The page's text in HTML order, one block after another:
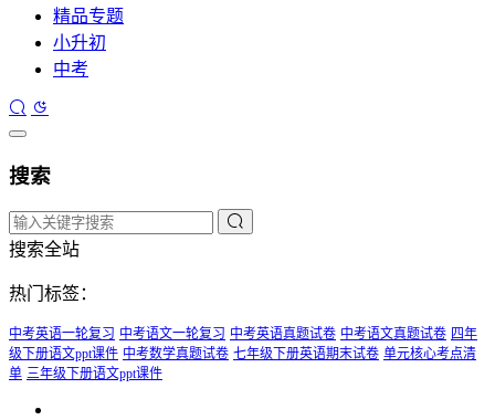
精品专题
小升初
中考
搜索
搜索全站
热门标签：
中考英语一轮复习 中考语文一轮复习 中考英语真题试卷 中考语文真题试卷 四年
级下册语文ppt课件 中考数学真题试卷 七年级下册英语期末试卷 单元核心考点清
单 三年级下册语文ppt课件